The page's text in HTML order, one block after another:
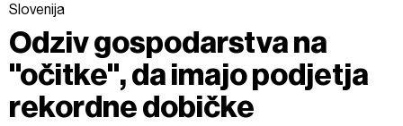
Slovenija
Odziv gospodarstva na
"očitke", da imajo podjetja
rekordne dobičke